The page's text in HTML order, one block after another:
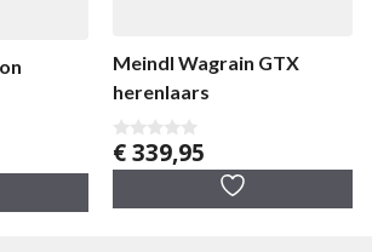
Meindl Wagrain GTX
herenlaars
0
v
€339,95